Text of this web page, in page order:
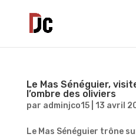
Le Mas Sénéguier,
l’ombre des oliviers
par adminjco15| 13 avril
Le Mas Sénéguier trône